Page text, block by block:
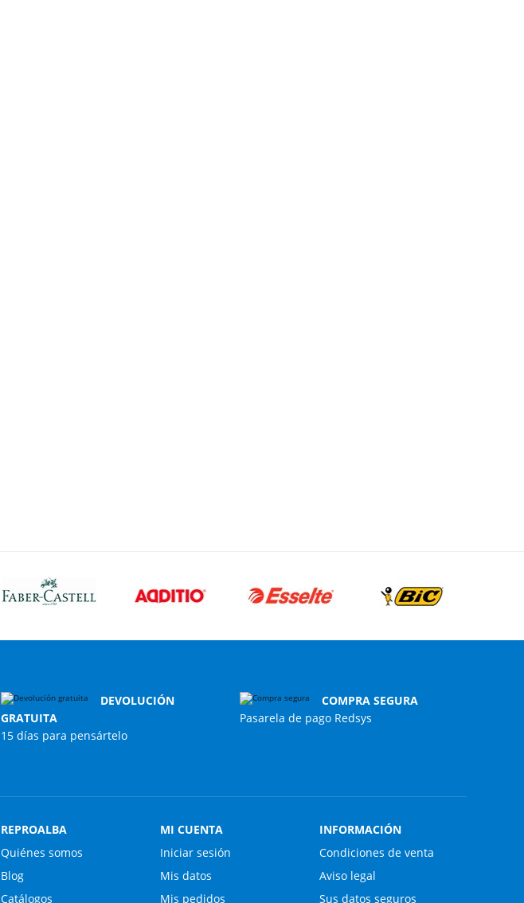
DEVOLUCIÓN
GRATUITA
15 días para pensártelo
COMPRA SEGURA
Pasarela de pago Redsys
REPROALBA
Quiénes somos
Blog
Catálogos
MI CUENTA
Iniciar sesión
Mis datos
Mis pedidos
INFORMACIÓN
Condiciones de venta
Aviso legal
Sus datos seguros